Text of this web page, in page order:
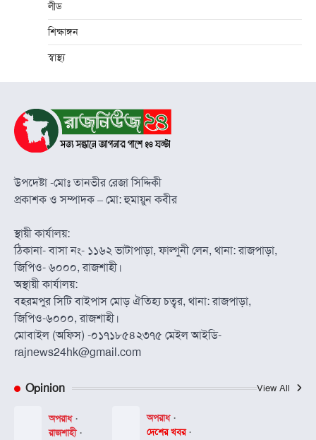
লীড
শিক্ষাঙ্গন
স্বাস্থ্য
উপদেষ্টা -মোঃ তানভীর রেজা সিদ্দিকী
প্রকাশক ও সম্পাদক – মো: হুমায়ুন কবীর
স্থায়ী কার্যালয়:
ঠিকানা- বাসা নং- ১১৬২ ভাটাপাড়া, ফাল্গুনী লেন, থানা: রাজপাড়া,
জিপিও- ৬০০০, রাজশাহী।
অস্থায়ী কার্যালয়:
বহরমপুর সিটি বাইপাস মোড় ঐতিহ্য চত্বর, থানা: রাজপাড়া,
জিপিও-৬০০০, রাজশাহী।
মোবাইল (অফিস) -০১৭১৮৫৪২৩৭৫ মেইল আইডি-
rajnews24hk@gmail.com
Opinion View All
অপরাধ
রাজশাহী
অপরাধ
দেশের খবর